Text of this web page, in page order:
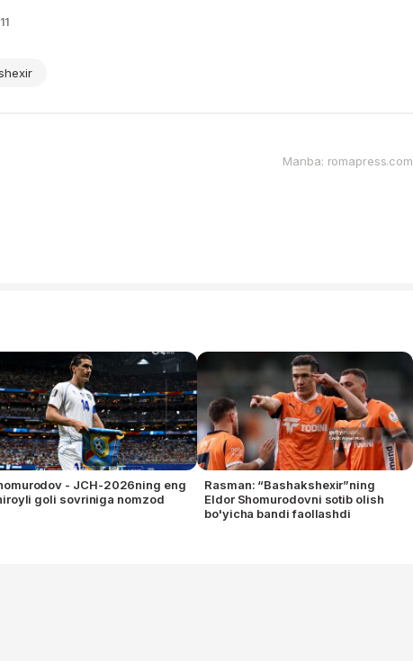
11
Manba: romapress.com
- JCH-2026ning eng
goli sovriniga nomzod
Rasman: “Bashakshexir”ning
Eldor Shomurodovni sotib olish
bo'yicha bandi faollashdi